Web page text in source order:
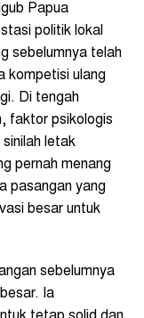
Papua
politik lokal
sebelumnya telah
kompetisi ulang
Di tengah
faktor psikologis
letak
pernah menang
pasangan yang
besar untuk
sebelumnya
Ia